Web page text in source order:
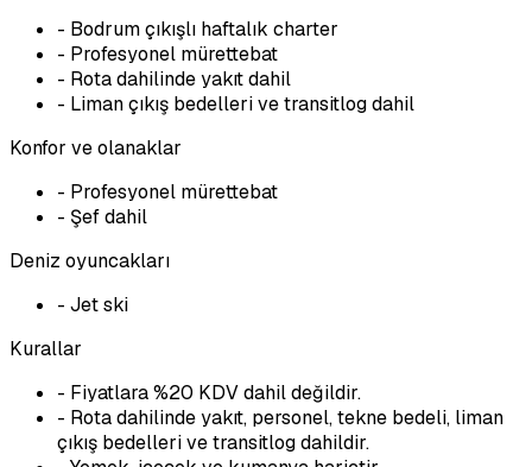
- Bodrum çıkışlı haftalık charter
- Profesyonel mürettebat
- Rota dahilinde yakıt dahil
- Liman çıkış bedelleri ve transitlog dahil
Konfor ve olanaklar
- Profesyonel mürettebat
- Şef dahil
Deniz oyuncakları
- Jet ski
Kurallar
- Fiyatlara %20 KDV dahil değildir.
- Rota dahilinde yakıt, personel, tekne bedeli, liman
çıkış bedelleri ve transitlog dahildir.